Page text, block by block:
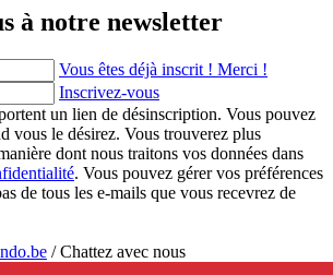
à notre newsletter
Vous êtes déjà inscrit ! Merci !
Inscrivez-vous
un lien de désinscription. Vous pouvez
vous le désirez. Vous trouverez plus
dont nous traitons vos données dans
. Vous pouvez gérer vos préférences
de tous les e-mails que vous recevrez de
/Chattez avec nous